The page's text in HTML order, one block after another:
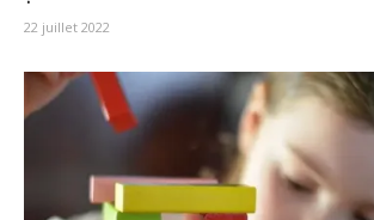
22 juillet 2022